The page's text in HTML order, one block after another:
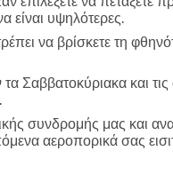
είναι υψηλότερες.
να βρίσκετε τη
Σαββατοκύριακα και
συνδρομής μας και
αεροπορικά σας